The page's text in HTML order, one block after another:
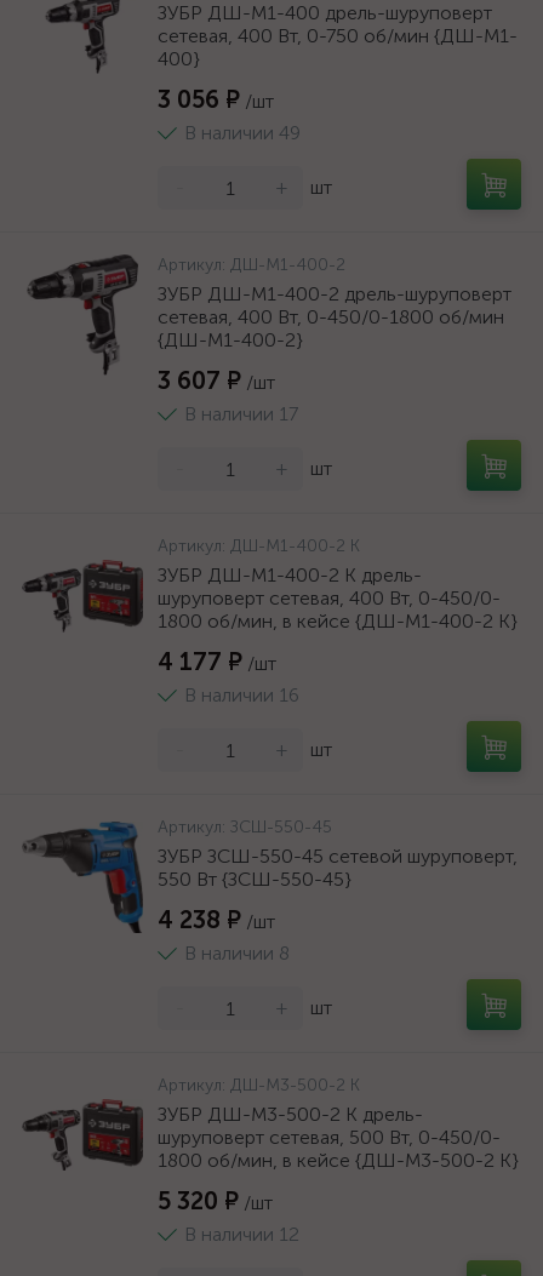
ЗУБР ДШ-М1-400 дрель-шуруповерт
сетевая, 400 Вт, 0-750 об/мин {ДШ-М1-
400}
3 056 ₽ /шт
В наличии 49
+ шт
Артикул: ДШ-М1-400-2
ЗУБР ДШ-М1-400-2 дрель-шуруповерт
сетевая, 400 Вт, 0-450/0-1800 об/мин
{ДШ-М1-400-2}
3 607 ₽ /шт
В наличии 17
+ шт
Артикул: ДШ-М1-400-2 К
ЗУБР ДШ-М1-400-2 К дрель-
шуруповерт сетевая, 400 Вт, 0-450/0-
1800 об/мин, в кейсе {ДШ-М1-400-2 К}
4 177 ₽ /шт
В наличии 16
+ шт
Артикул: ЗСШ-550-45
ЗУБР ЗСШ-550-45 сетевой шуруповерт,
550 Вт {ЗСШ-550-45}
4 238 ₽ /шт
В наличии 8
+ шт
Артикул: ДШ-М3-500-2 К
ЗУБР ДШ-М3-500-2 К дрель-
шуруповерт сетевая, 500 Вт, 0-450/0-
1800 об/мин, в кейсе {ДШ-М3-500-2 К}
5 320 ₽ /шт
В наличии 12